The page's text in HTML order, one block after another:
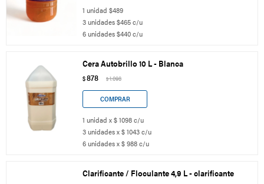
1 unidad $489
3 unidades $465 c/u
6 unidades $440 c/u
Cera Autobrillo 10 L - Blanca
$878 $1.098
1 unidad x $ 1098 c/u
3 unidades x $ 1043 c/u
6 unidades x $ 988 c/u
Clarificante / Floculante 4,9 L - clarificante